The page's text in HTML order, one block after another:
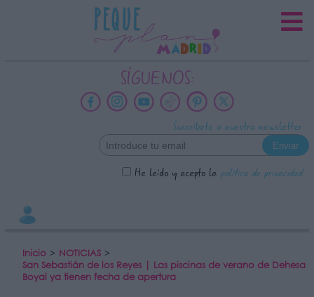
SÍGUENOS:
Suscríbete a nuestra newsletter
He leído y acepto la política de privacidad
Inicio > NOTICIAS >
San Sebastián de los Reyes | Las piscinas de verano de Dehesa
Boyal ya tienen fecha de apertura
INFORMACION SOBRE LA
PROTECCIÓN DE TUS DATOS
Datos tratados:
Información adicional